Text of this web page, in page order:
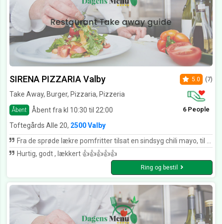
SIRENA PIZZARIA Valby
Take Away, Burger, Pizzaria, Pizzeria
Åbent Åbent fra kl 10:30 til 22:00
5.0 (7)
6 People
Toftegårds Alle 20, 2500 Valby
Fra de sprøde lækre pomfritter tilsat en sindsyg chili mayo, til durumen med det gode lækre kød og en god chili, Vil bare sige alt i alt ******* sindssygt. 5 ⭐️ Herfra.
Hurtig, godt , lækkert 👍👍👍👍👍
Ring og bestil